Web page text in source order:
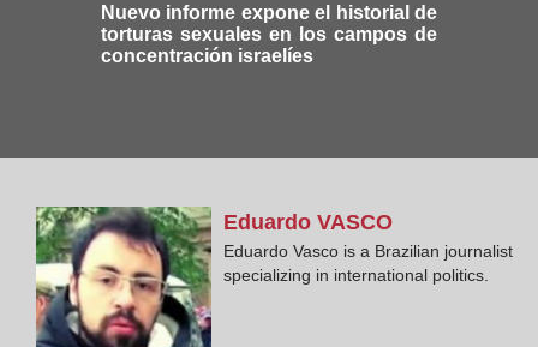
Nuevo informe expone el historial de
torturas sexuales en los campos de
concentración israelíes
EduardoVASCO
Eduardo Vasco is a Brazilian journalist
specializing in international politics.